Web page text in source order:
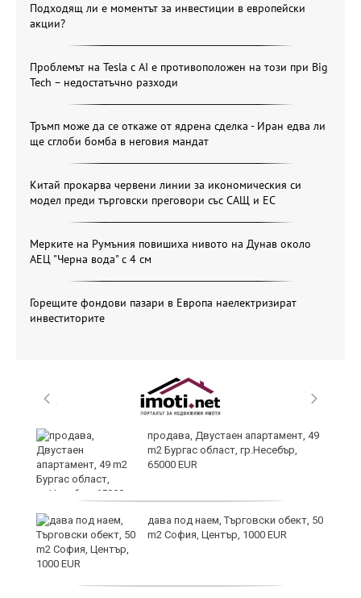
Подходящ ли е моментът за инвестиции в европейски
акции?
Проблемът на Tesla с AI е противоположен на този при Big
Tech – недостатъчно разходи
Тръмп може да се откаже от ядрена сделка - Иран едва ли
ще сглоби бомба в неговия мандат
Китай прокарва червени линии за икономическия си
модел преди търговски преговори със САЩ и ЕС
Мерките на Румъния повишиха нивото на Дунав около
АЕЦ "Черна вода" с 4 см
Горещите фондови пазари в Европа наелектризират
инвеститорите
продава, Двустаен апартамент, 49
m2 Бургас област, гр.Несебър,
65000 EUR
дава под наем, Търговски обект, 50
m2 София, Център, 1000 EUR